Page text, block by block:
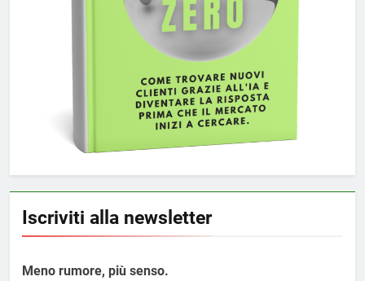
Iscriviti alla newsletter
Meno rumore, più senso.